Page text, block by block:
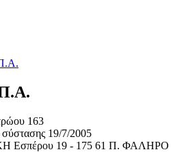
163
19/7/2005
Εσπέρου 19 - 175 61 Π. ΦΑΛΗΡΟ